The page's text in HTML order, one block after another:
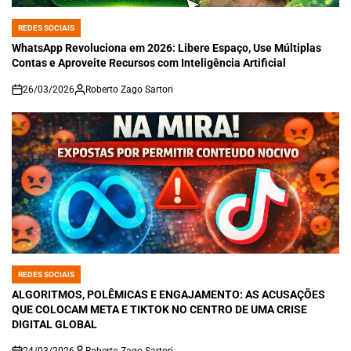
POSTED
IN
REDES SOCIAIS
WhatsApp Revoluciona em 2026: Libere Espaço, Use Múltiplas
Contas e Aproveite Recursos com Inteligência Artificial
on
26/03/2026 Roberto Zago Sartori
POSTED
IN
REDES SOCIAIS
ALGORITMOS, POLÊMICAS E ENGAJAMENTO: AS ACUSAÇÕES
QUE COLOCAM META E TIKTOK NO CENTRO DE UMA CRISE
DIGITAL GLOBAL